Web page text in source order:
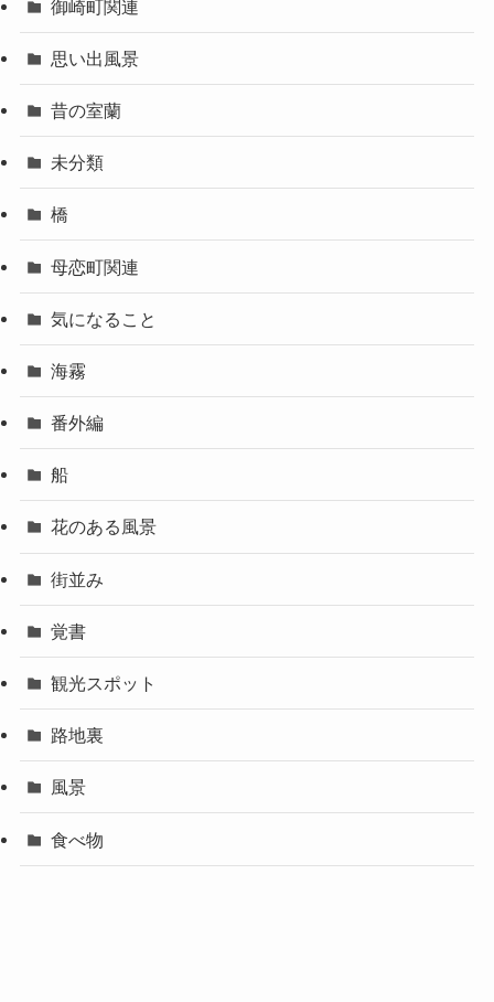
御崎町関連
思い出風景
昔の室蘭
未分類
橋
母恋町関連
気になること
海霧
番外編
船
花のある風景
街並み
覚書
観光スポット
路地裏
風景
食べ物